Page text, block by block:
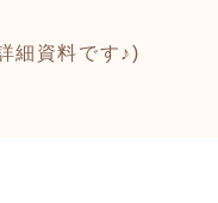
細資料です♪)